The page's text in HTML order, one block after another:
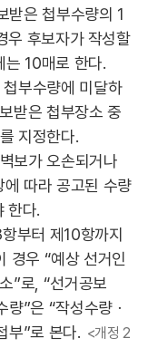
받은 첩부수량의 1
우 후보자가 작성할
는 10매로 한다.
부수량에 미달하
받은 첩부장소 중
지정한다.
보가 오손되거나
따라 공고된 수량
한다.
부터 제10항까지
경우 “예상 선거인
”로, “선거공보
”은 “작성수량ㆍ
부”로 본다. <개정 2